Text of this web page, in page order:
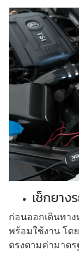
เช็กยาง
ก่อนออกเดินทา
พร้อมใช้งาน โด
ตรงตามค่ามาต